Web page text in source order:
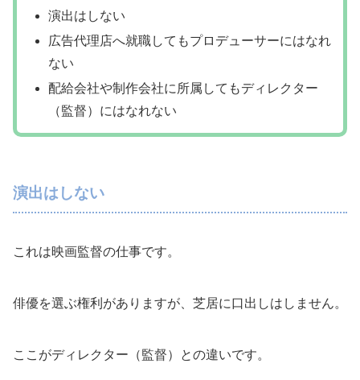
演出はしない
広告代理店へ就職してもプロデューサーにはなれ
ない
配給会社や制作会社に所属してもディレクター
（監督）にはなれない
演出はしない
これは映画監督の仕事です。
俳優を選ぶ権利がありますが、芝居に口出しはしません。
ここがディレクター（監督）との違いです。